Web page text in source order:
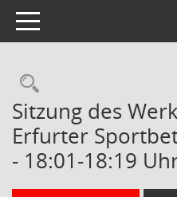
Toggle navigation
Sitzung des
Erfurter
- 18:01-18:19